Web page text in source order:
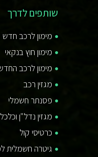
שותפים לדרך
מימון לרכב חדש
מימון חוץ בנקאי
מימון לרכב
מגזין רכב
פסנתר חשמלי
מגזין נדל"ן
כרטיסי קול
גיטרה חשמלית